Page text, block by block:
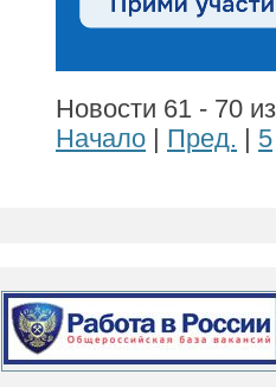
Новости 61 - 70
Начало
Пред. 5